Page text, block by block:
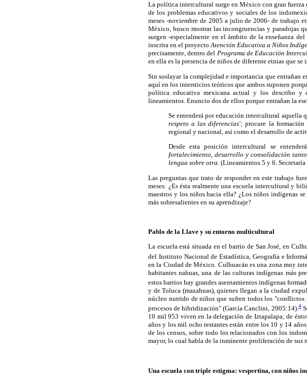
La política intercultural surge en México con gran fuerza
de los problemas educativos y sociales de los
meses -noviembre de 2005 a julio de 2006- de trabajo
México, busco mostrar las incongruencias y paradojas
surgen -especialmente en el ámbito de la enseñanza
inscrita en el proyectoAtención Educativa a Niños
precisamente, dentro del Programa de Educación
en ella es la presencia de niños de diferente etnias que
Sin soslayar la complejidad e importancia que entrañan
aquí en los intersticios teóricos que ambos suponen
política educativa mexicana actual y los describo y
lineamientos. Enuncio dos de ellos porque entrañan la
Se entenderá por educación intercultural aquella
respeto a las diferencias'; procure la
regional y nacional, así como el desarrollo de
Desde esta posición intercultural se
fortalecimiento, desarrollo y consolidación
lengua sobre otra. (Lineamientos 5 y 6.
Las preguntas que trato de responder en este trabajo
meses: ¿Es ésta realmente una escuela intercultural y
maestros y los niños hacia ella? ¿Los niños indígenas
más sobresalientes en su aprendizaje?
Pablo de la Llave y su entorno multicultural
La escuela está situada en el barrio de San José, en
del Instituto Nacional de Estadística, Geografía e
en la Ciudad de México. Culhuacán es una zona muy
habitantes nahuas, una de las culturas indígenas más
estos barrios hay grandes asentamientos indígenas
y de Toluca (mazahuas), quienes llegan a la ciudad
núcleo nutrido de niños que sufren todos los
procesos de hibridización" (García Canclini, 2005:14).4
10 mil 953 viven en la delegación de Iztapalapa; de
años y los mil ocho restantes están entre los 10 y 14
de los censos, sobre todo los relacionados con los
mayor, lo cual habla de la inminente proliferación de sus
Una escuela con triple estigma: vespertina, con niños